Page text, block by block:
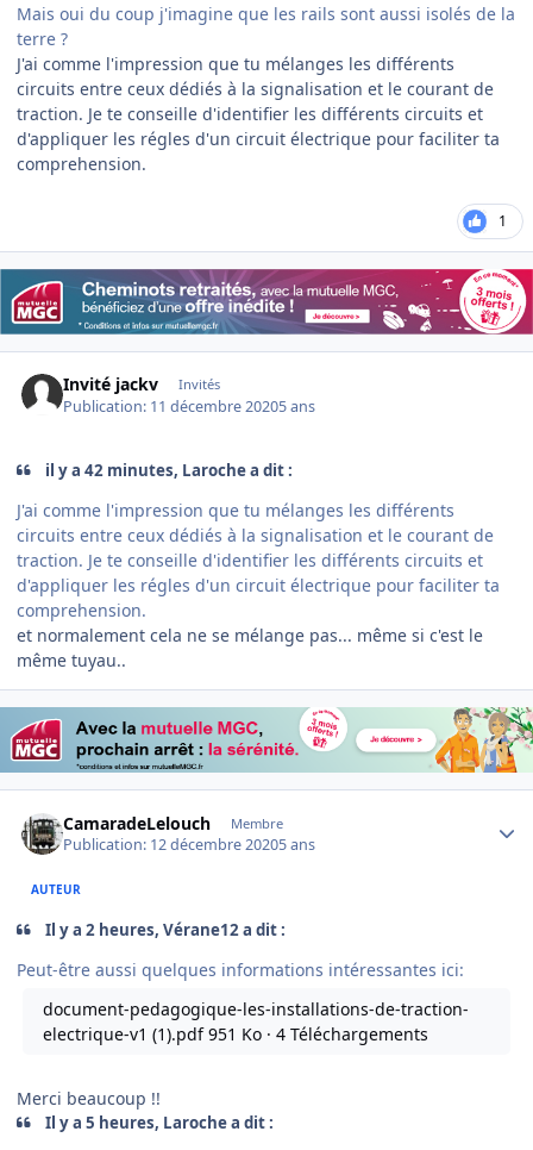
Mais oui du coup j'imagine que les rails sont aussi isolés de la
terre ?
J'ai comme l'impression que tu mélanges les différents
circuits entre ceux dédiés à la signalisation et le courant de
traction. Je te conseille d'identifier les différents circuits et
d'appliquer les régles d'un circuit électrique pour faciliter ta
comprehension.
1
Invité jackv Invités
Publication: 11 décembre 20205 ans
il y a 42 minutes, Laroche a dit :
J'ai comme l'impression que tu mélanges les différents
circuits entre ceux dédiés à la signalisation et le courant de
traction. Je te conseille d'identifier les différents circuits et
d'appliquer les régles d'un circuit électrique pour faciliter ta
comprehension.
et normalement cela ne se mélange pas... même si c'est le
même tuyau..
CamaradeLelouch Membre
Publication: 12 décembre 20205 ans
AUTEUR
Il y a 2 heures, Vérane12 a dit :
Peut-être aussi quelques informations intéressantes ici:
document-pedagogique-les-installations-de-traction-
electrique-v1 (1).pdf951 Ko · 4 Téléchargements
Merci beaucoup !!
Il y a 5 heures, Laroche a dit :